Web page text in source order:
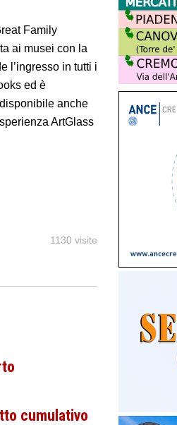
Family
ai musei con la
l’ingresso in tutti i
ed è
anche
ArtGlass
1130 visite
cumulativo